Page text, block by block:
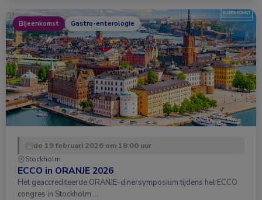
Bijeenkomst Gastro-enterologie
do 19 februari 2026 om 18:00 uur
Stockholm
ECCO in ORANJE 2026
Het geaccrediteerde ORANJE-dinersymposium tijdens het ECCO
congres in Stockholm …